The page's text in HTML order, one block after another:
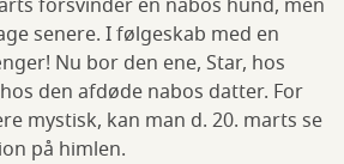
forsvinder en nabos hund, men
senere. I følgeskab med en
Nu bor den ene, Star, hos
den afdøde nabos datter. For
mystisk, kan man d. 20. marts se
på himlen.